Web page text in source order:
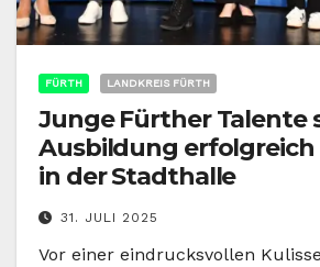
FÜRTH LANDKREIS FÜRTH
Junge Fürther Talente
Ausbildung erfolgreich
in der Stadthalle
31. JULI 2025
Vor einer eindrucksvollen